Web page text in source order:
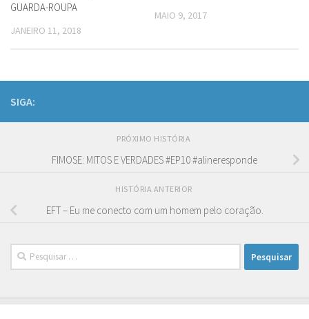
GUARDA-ROUPA
JANEIRO 11, 2018
MAIO 9, 2017
SIGA:
PRÓXIMO HISTÓRIA
FIMOSE: MITOS E VERDADES #EP10 #alineresponde
HISTÓRIA ANTERIOR
EFT – Eu me conecto com um homem pelo coração.
Pesquisar
por: